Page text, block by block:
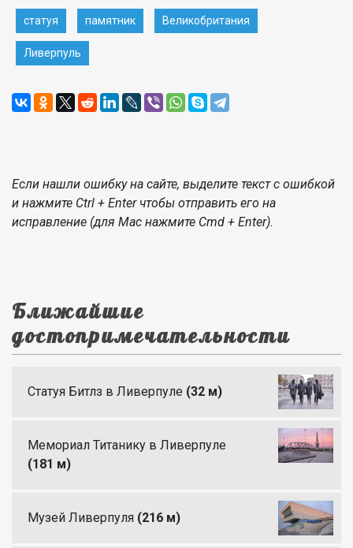
статуя памятник Великобритания
Ливерпуль
Если нашли ошибку на сайте, выделите текст с ошибкой
и нажмите Ctrl + Enter чтобы отправить его на
исправление (для Mac нажмите Cmd + Enter).
Ближайшие
достопримечательности
Статуя Битлз в Ливерпуле (32 м)
Мемориал Титанику в Ливерпуле
(181 м)
Музей Ливерпуля (216 м)